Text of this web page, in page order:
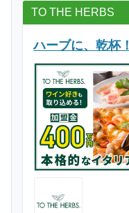
TO THE HERBS
ハーブに、乾杯！